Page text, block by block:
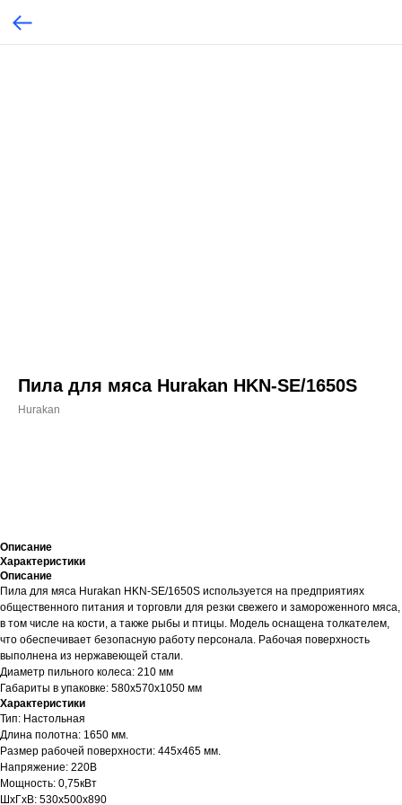
Пила для мяса Hurakan HKN-SE/1650S
Hurakan
Описание
Характеристики
Описание
Пила для мяса Hurakan HKN-SE/1650S используется на предприятиях
общественного питания и торговли для резки свежего и замороженного мяса,
в том числе на кости, а также рыбы и птицы. Модель оснащена толкателем,
что обеспечивает безопасную работу персонала. Рабочая поверхность
выполнена из нержавеющей стали.
Диаметр пильного колеса: 210 мм
Габариты в упаковке: 580х570х1050 мм
Характеристики
Тип: Настольная
Длина полотна: 1650 мм.
Размер рабочей поверхности: 445x465 мм.
Напряжение: 220В
Мощность: 0,75кВт
ШхГхВ: 530х500х890